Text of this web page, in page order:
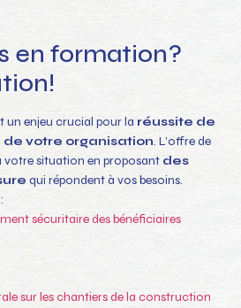
en formation?
un enjeu crucial pour la réussite de
votre organisation. L’offre de
votre situation en proposant des
qui répondent à vos besoins.
sécuritaire des bénéficiaires
sur les chantiers de la construction